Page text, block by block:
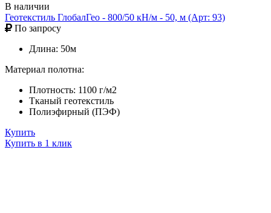
В наличии
Геотекстиль ГлобалГео - 800/50 кН/м - 50, м (Арт: 93)
По запросу
Длина: 50м
Материал полотна:
Плотность: 1100 г/м2
Тканый геотекстиль
Полиэфирный (ПЭФ)
Купить
Купить в 1 клик